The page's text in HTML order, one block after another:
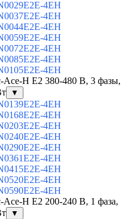
4EH
4EH
4EH
4EH
4EH
4EH
4EH
H E2 380-480 В, 3 фазы,
▼
4EH
4EH
4EH
4EH
4EH
4EH
4EH
4EH
4EH
H E2 200-240 В, 1 фаза,
▼